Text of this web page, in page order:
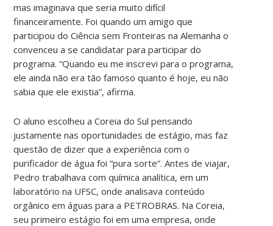
mas imaginava que seria muito difícil
financeiramente. Foi quando um amigo que
participou do Ciência sem Fronteiras na Alemanha o
convenceu a se candidatar para participar do
programa. “Quando eu me inscrevi para o programa,
ele ainda não era tão famoso quanto é hoje, eu não
sabia que ele existia”, afirma.
O aluno escolheu a Coreia do Sul pensando
justamente nas oportunidades de estágio, mas faz
questão de dizer que a experiência com o
purificador de água foi “pura sorte”. Antes de viajar,
Pedro trabalhava com química analítica, em um
laboratório na UFSC, onde analisava conteúdo
orgânico em águas para a PETROBRAS. Na Coreia,
seu primeiro estágio foi em uma empresa, onde